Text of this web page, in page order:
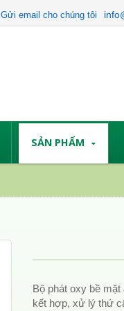
Gửi email cho chúng tôi
SẢN PHẨM
Bộ phát oxy bề
kết hợp, xử lý thứ